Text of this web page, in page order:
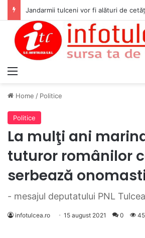
Home / Politice
Politice
La mulţi ani
tuturor românilor
serbează
- mesajul deputatului PNL
infotulcea.ro 15 august 2021 0